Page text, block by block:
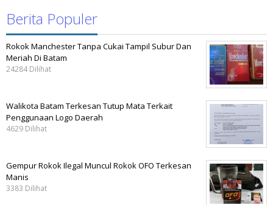
Berita Populer
Rokok Manchester Tanpa Cukai Tampil Subur Dan
Meriah Di Batam
24284 Dilihat
Walikota Batam Terkesan Tutup Mata Terkait
Penggunaan Logo Daerah
4629 Dilihat
Gempur Rokok Ilegal Muncul Rokok OFO Terkesan
Manis
3383 Dilihat